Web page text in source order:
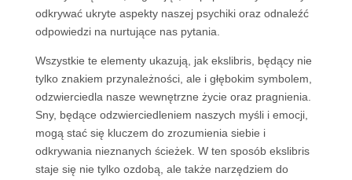
odkrywać ukryte aspekty naszej psychiki oraz odnaleźć
odpowiedzi na nurtujące nas pytania.
Wszystkie te elementy ukazują, jak ekslibris, będący nie
tylko znakiem przynależności, ale i głębokim symbolem,
odzwierciedla nasze wewnętrzne życie oraz pragnienia.
Sny, będące odzwierciedleniem naszych myśli i emocji,
mogą stać się kluczem do zrozumienia siebie i
odkrywania nieznanych ścieżek. W ten sposób ekslibris
staje się nie tylko ozdobą, ale także narzędziem do